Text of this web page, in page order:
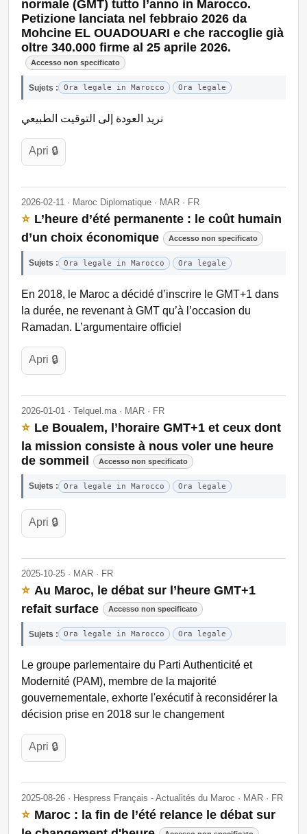
normale (GMT) tutto l’anno in Marocco.
Petizione lanciata nel febbraio 2026 da
Mohcine EL OUADOUARI e che raccoglie già
oltre 340.000 firme al 25 aprile 2026.
Accesso non specificato
Sujets : Ora legale in Marocco Ora legale
نريد العودة إلى التوقيت الطبيعي
Apri 🔒
2026-02-11 · Maroc Diplomatique · MAR · FR
⭐ L’heure d’été permanente : le coût humain
d’un choix économique
Accesso non specificato
Sujets : Ora legale in Marocco Ora legale
En 2018, le Maroc a décidé d’inscrire le GMT+1 dans
la durée, ne revenant à GMT qu’à l’occasion du
Ramadan. L’argumentaire officiel
Apri 🔒
2026-01-01 · Telquel.ma · MAR · FR
⭐ Le Boualem, l’horaire GMT+1 et ceux dont
la mission consiste à nous voler une heure
de sommeil
Accesso non specificato
Sujets : Ora legale in Marocco Ora legale
Apri 🔒
2025-10-25 · MAR · FR
⭐ Au Maroc, le débat sur l’heure GMT+1
refait surface
Accesso non specificato
Sujets : Ora legale in Marocco Ora legale
Le groupe parlementaire du Parti Authenticité et
Modernité (PAM), membre de la majorité
gouvernementale, exhorte l'exécutif à reconsidérer la
décision prise en 2018 sur le changement
Apri 🔒
2025-08-26 · Hespress Français - Actualités du Maroc · MAR · FR
⭐ Maroc : la fin de l’été relance le débat sur